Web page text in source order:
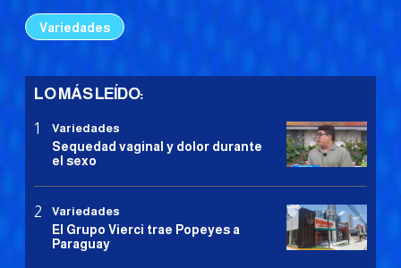
Variedades
LO MÁS LEÍDO:
Variedades
Sequedad vaginal y dolor durante
el sexo
Variedades
El Grupo Vierci trae Popeyes a
Paraguay